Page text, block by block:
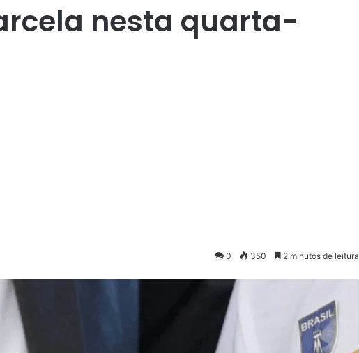
nesta quarta-
0 350 2 minutos de leitura